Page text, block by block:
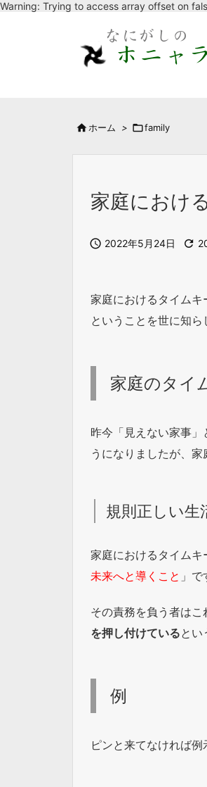
Warning: Trying to access array offset on
 ホーム > family
家庭におけ
 2022年5月24日 
家庭におけるタイム
ということを世に知ら
家庭のタイ
昨今「見えない家事
うになりましたが、
規則正しい生
家庭におけるタイム
未来へと導くこと 」で
その責務を負う者は
を押し付けているとい
例
ピンと来てなければ例